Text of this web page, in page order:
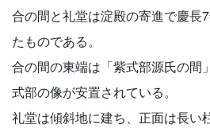
合の間と礼堂は淀殿の寄進で慶長
たものである。
合の間の東端は「紫式部源氏の間
式部の像が安置されている。
礼堂は傾斜地に建ち、正面は長い